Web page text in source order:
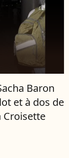
Baron
et à dos de
Croisette